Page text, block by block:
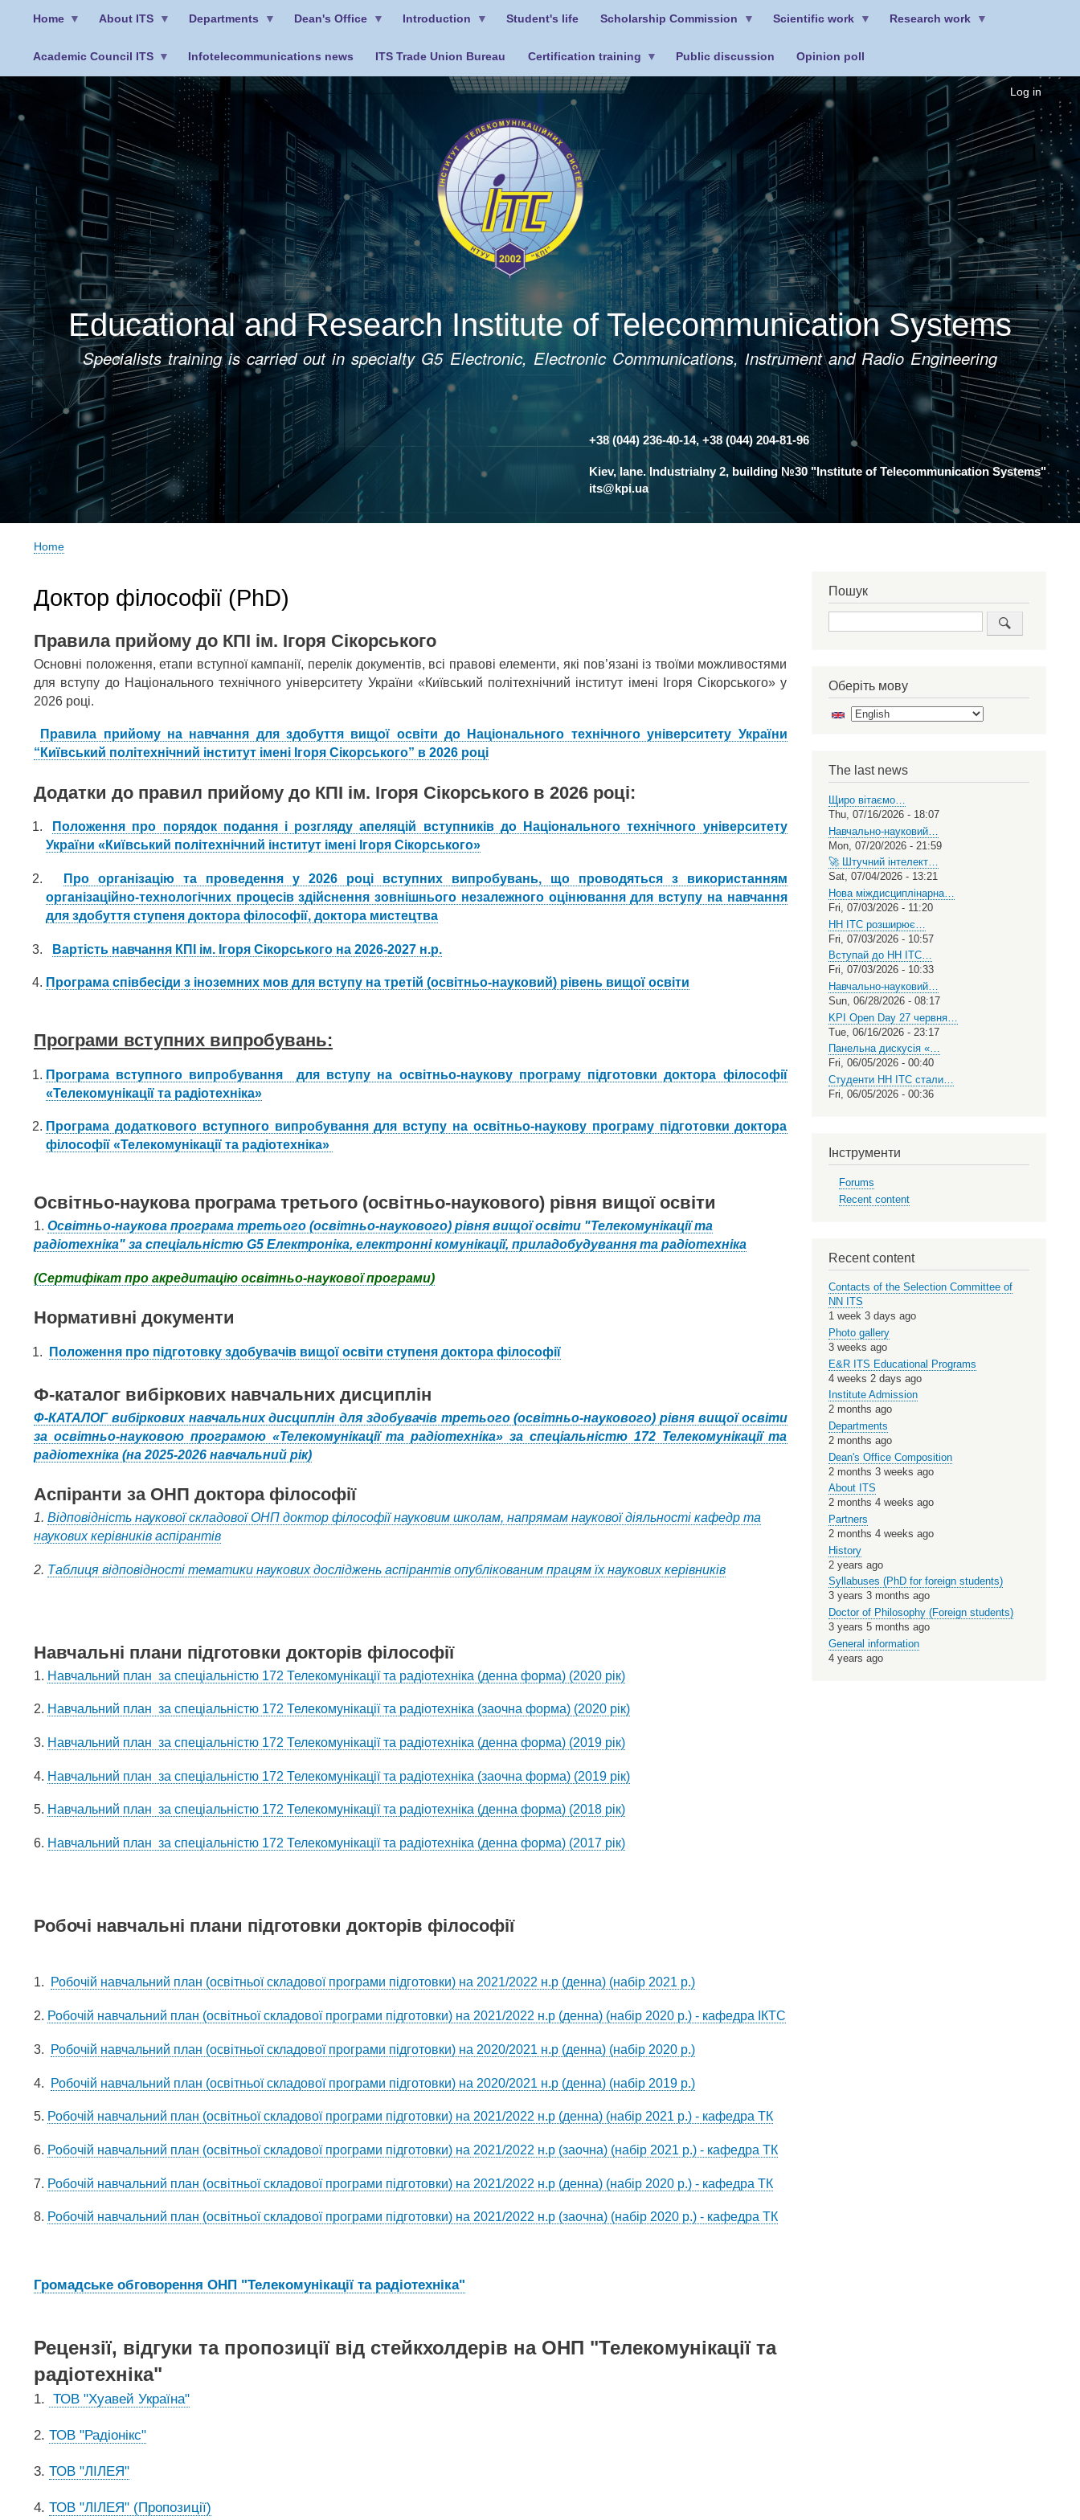
content
Home About ITS Departments Dean's Office Introduction Student's life Scholarship Commission Scientific work Research work
Academic Council ITS Infotelecommunications news ITS Trade Union Bureau Certification training Public discussion Opinion poll
облікового
користувача
Log in
Educational and Research Institute of Telecommunication Systems
Specialists training is carried out in specialty G5 Electronic, Electronic Communications, Іnstrument and Radio Engineering
Контакти
+38 (044) 236-40-14, +38 (044) 204-81-96
Kiev, lane. Industrialny 2, building №30 "Institute of Telecommunication Systems"
its@kpi.ua
Home
Доктор філософії (PhD)
Правила прийому до КПІ ім. Ігоря Сікорського
Основні положення, етапи вступної кампанії, перелік документів, всі правові елементи, які пов’язані із твоїми можливостями
для вступу до Національного технічного університету України «Київський політехнічний інститут імені Ігоря Сікорського» у
2026 році.
Правила прийому на навчання для здобуття вищої освіти до Національного технічного університету України
“Київський політехнічний інститут імені Ігоря Сікорського” в 2026 році
Додатки до правил прийому до КПІ ім. Ігоря Сікорського в 2026 році:
Положення про порядок подання і розгляду апеляцій вступників до Національного технічного університету
України «Київський політехнічний інститут імені Ігоря Сікорського»
Про організацію та проведення у 2026 році вступних випробувань, що проводяться з використанням
організаційно-технологічних процесів здійснення зовнішнього незалежного оцінювання для вступу на навчання
для здобуття ступеня доктора філософії, доктора мистецтва
Вартість навчання КПІ ім. Ігоря Сікорського на 2026-2027 н.р.
Програма співбесіди з іноземних мов для вступу на третій (освітньо-науковий) рівень вищої освіти
Програми вступних випробувань:
Програма вступного випробування для вступу на освітньо-наукову програму підготовки доктора філософії
«Телекомунікації та радіотехніка»
Програма додаткового вступного випробування для вступу на освітньо-наукову програму підготовки доктора
філософії «Телекомунікації та радіотехніка»
Освітньо-наукова програма третього (освітньо-наукового) рівня вищої освіти
1. Освітньо-наукова програма третього (освітньо-наукового) рівня вищої освіти "Телекомунікації та
радіотехніка" за спеціальністю G5 Електроніка, електронні комунікації, приладобудування та радіотехніка
(Cертифікат про акредитацію освітньо-наукової програми)
Нормативні документи
Положення про підготовку здобувачів вищої освіти ступеня доктора філософії
Ф-каталог вибіркових навчальних дисциплін
Ф-КАТАЛОГ вибіркових навчальних дисциплін для здобувачів третього (освітньо-наукового) рівня вищої освіти
за освітньо-науковою програмою «Телекомунікації та радіотехніка» за спеціальністю 172 Телекомунікації та
радіотехніка (на 2025-2026 навчальний рік)
Аспіранти за ОНП доктора філософії
1. Відповідність наукової складової ОНП доктор філософії науковим школам, напрямам наукової діяльності кафедр та
наукових керівників аспірантів
2. Таблиця відповідності тематики наукових досліджень аспірантів опублікованим працям їх наукових керівників
Навчальні плани підготовки докторів філософії
1. Навчальний план за спеціальністю 172 Телекомунікації та радіотехніка (денна форма) (2020 рік)
2. Навчальний план за спеціальністю 172 Телекомунікації та радіотехніка (заочна форма) (2020 рік)
3. Навчальний план за спеціальністю 172 Телекомунікації та радіотехніка (денна форма) (2019 рік)
4. Навчальний план за спеціальністю 172 Телекомунікації та радіотехніка (заочна форма) (2019 рік)
5. Навчальний план за спеціальністю 172 Телекомунікації та радіотехніка (денна форма) (2018 рік)
6. Навчальний план за спеціальністю 172 Телекомунікації та радіотехніка (денна форма) (2017 рік)
Робочі навчальні плани підготовки докторів філософії
1. Робочій навчальний план (освітньої складової програми підготовки) на 2021/2022 н.р (денна) (набір 2021 р.)
2. Робочій навчальний план (освітньої складової програми підготовки) на 2021/2022 н.р (денна) (набір 2020 р.) - кафедра ІКТС
3. Робочій навчальний план (освітньої складової програми підготовки) на 2020/2021 н.р (денна) (набір 2020 р.)
4. Робочій навчальний план (освітньої складової програми підготовки) на 2020/2021 н.р (денна) (набір 2019 р.)
5. Робочій навчальний план (освітньої складової програми підготовки) на 2021/2022 н.р (денна) (набір 2021 р.) - кафедра ТК
6. Робочій навчальний план (освітньої складової програми підготовки) на 2021/2022 н.р (заочна) (набір 2021 р.) - кафедра ТК
7. Робочій навчальний план (освітньої складової програми підготовки) на 2021/2022 н.р (денна) (набір 2020 р.) - кафедра ТК
8. Робочій навчальний план (освітньої складової програми підготовки) на 2021/2022 н.р (заочна) (набір 2020 р.) - кафедра ТК
Громадське обговорення ОНП "Телекомунікації та радіотехніка"
Рецензії, відгуки та пропозиції від стейкхолдерів на ОНП "Телекомунікації та
радіотехніка"
1. ТОВ "Хуавей Україна"
2. ТОВ "Радіонікс"
3. ТОВ "ЛІЛЕЯ"
4. ТОВ "ЛІЛЕЯ" (Пропозиції)
Пошук
Оберіть мову
The last news
Щиро вітаємо…
Thu, 07/16/2026 - 18:07
Навчально-науковий…
Mon, 07/20/2026 - 21:59
🚀 Штучний інтелект…
Sat, 07/04/2026 - 13:21
Нова міждисциплінарна…
Fri, 07/03/2026 - 11:20
НН ІТС розширює…
Fri, 07/03/2026 - 10:57
Вступай до НН ІТС…
Fri, 07/03/2026 - 10:33
Навчально-науковий…
Sun, 06/28/2026 - 08:17
KPI Open Day 27 червня…
Tue, 06/16/2026 - 23:17
Панельна дискусія «…
Fri, 06/05/2026 - 00:40
Студенти НН ІТС стали…
Fri, 06/05/2026 - 00:36
Інструменти
Forums
Recent content
Recent content
Contacts of the Selection Committee of
NN ITS
1 week 3 days ago
Photo gallery
3 weeks ago
E&R ITS Educational Programs
4 weeks 2 days ago
Institute Admission
2 months ago
Departments
2 months ago
Dean's Office Composition
2 months 3 weeks ago
About ITS
2 months 4 weeks ago
Partners
2 months 4 weeks ago
History
2 years ago
Syllabuses (PhD for foreign students)
3 years 3 months ago
Doctor of Philosophy (Foreign students)
3 years 5 months ago
General information
4 years ago